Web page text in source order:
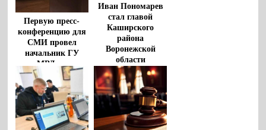
Первую пресс-
конференцию для
СМИ провел
начальник ГУ
МВД по
Воронежской
области Максим
Петрушин
Иван Пономарев
стал главой
Каширского
района
Воронежской
области